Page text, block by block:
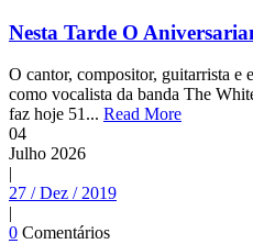
Nesta Tarde O
O cantor, compositor, guitarrista e
como vocalista da banda The
faz hoje 51... Read More
04
Julho 2026
|
27 / Dez / 2019
|
0 Comentários